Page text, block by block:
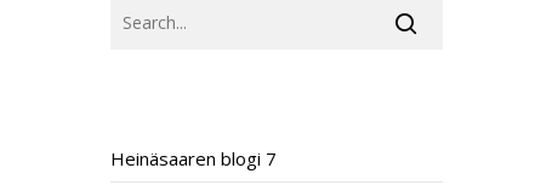
Heinäsaaren blogi 7